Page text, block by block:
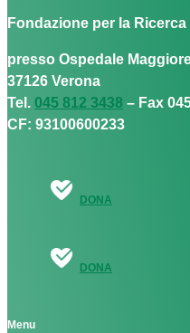
Fondazione per la
presso Ospedale
37126 Verona
Tel. 045 812 3438 – Fax
CF: 93100600233
DONA
DONA
Menu